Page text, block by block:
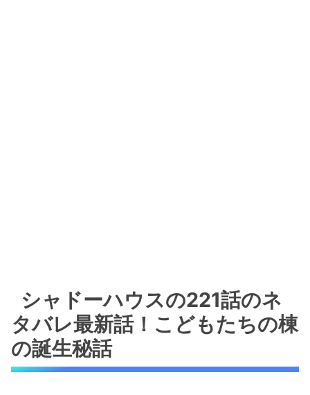
シャドーハウスの221話のネ
タバレ最新話！こどもたちの棟
の誕生秘話